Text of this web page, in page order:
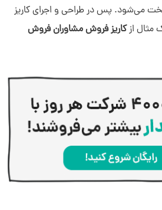
می‌شود. پس در طراحی و اجرای کاریز
مثال ازکاریز فروش مشاوران فروش